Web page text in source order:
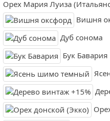
Орех Мария Луиза
Вишня
Дуб сонома
Бук Бавария